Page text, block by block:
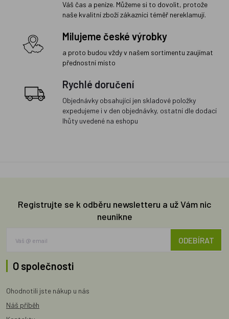
Váš čas a peníze. Můžeme si to dovolit, protože
naše kvalitní zboží zákazníci téměř nereklamují.
Milujeme české výrobky
a proto budou vždy v našem sortimentu zaujímat
přednostní místo
Rychlé doručení
Objednávky obsahující jen skladové položky
expedujeme i v den objednávky, ostatní dle dodací
lhůty uvedené na eshopu
Registrujte se k odběru newsletteru a už Vám nic
neunikne
ODEBÍRAT
O společnosti
Ohodnotili jste nákup u nás
Náš příběh